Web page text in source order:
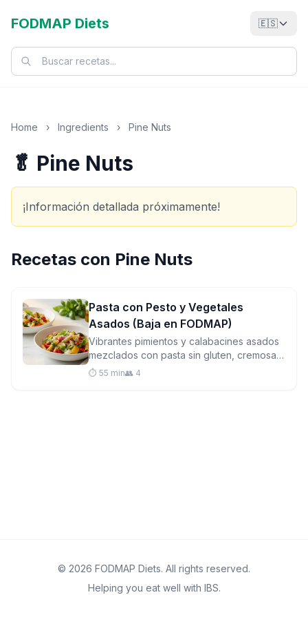
FODMAP Diets 🇪🇸
Home › Ingredients › Pine Nuts
🥬 Pine Nuts
¡Información detallada próximamente!
Recetas con Pine Nuts
Pasta con Pesto y Vegetales
Asados (Baja en FODMAP)
Vibrantes pimientos y calabacines asados
mezclados con pasta sin gluten, cremosa
mozzarella y pesto casero de albahaca y
⏱️ 55 min👥 4
© 2026 FODMAP Diets. All rights reserved.
Helping you eat well with IBS.